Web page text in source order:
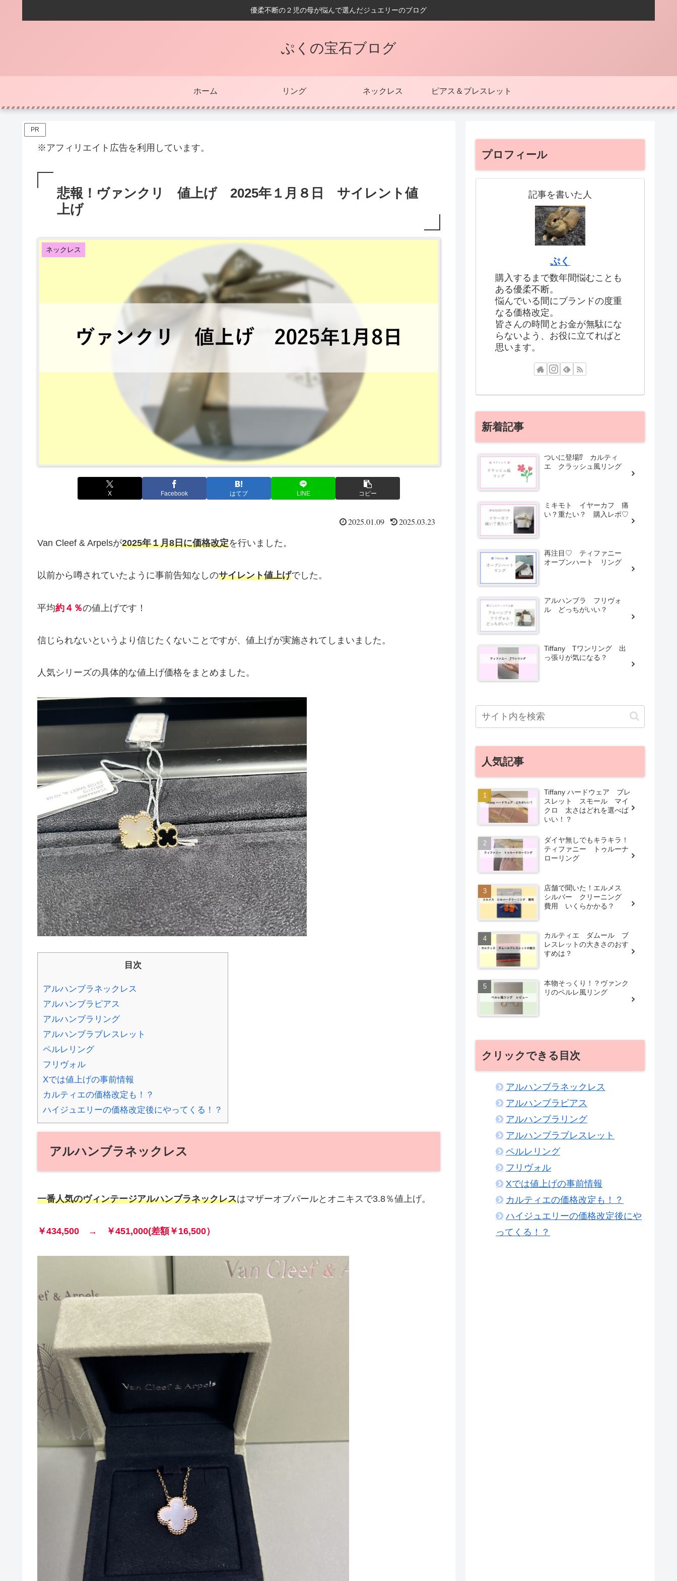
優柔不断の２児の母が悩んで選んだジュエリーのブログ
ぷくの宝石ブログ
ホーム リング ネックレス ピアス＆ブレスレット
PR
※アフィリエイト広告を利用しています。
悲報！ヴァンクリ 値上げ 2025年１月８日 サイレント値
上げ
ネックレス
X Facebook はてブ LINE コピー
2025.01.09 2025.03.23
Van Cleef & Arpelsが2025年１月8日に価格改定を行いました。
以前から噂されていたように事前告知なしのサイレント値上げでした。
平均約４％の値上げです！
信じられないというより信じたくないことですが、値上げが実施されてしまいました。
人気シリーズの具体的な値上げ価格をまとめました。
目次
アルハンブラネックレス
アルハンブラピアス
アルハンブラリング
アルハンブラブレスレット
ペルレリング
フリヴォル
Xでは値上げの事前情報
カルティエの価格改定も！？
ハイジュエリーの価格改定後にやってくる！？
アルハンブラネックレス
一番人気のヴィンテージアルハンブラネックレスはマザーオブパールとオニキスで3.8％値上げ。
￥434,500 → ￥451,000(差額￥16,500）
プロフィール
記事を書いた人
ぷく
購入するまで数年間悩むことも
ある優柔不断。
悩んでいる間にブランドの度重
なる価格改定。
皆さんの時間とお金が無駄にな
らないよう、お役に立てればと
思います。
新着記事
ついに登場⁉ カルティ
エ クラッシュ風リング
ミキモト イヤーカフ 痛
い？重たい？ 購入レポ♡
再注目♡ ティファニー
オープンハート リング
アルハンブラ フリヴォ
ル どっちがいい？
Tiffany Tワンリング 出
っ張りが気になる？
人気記事
Tiffany ハードウェア ブレ
スレット スモール マイ
クロ 太さはどれを選べば
いい！？
ダイヤ無しでもキラキラ！
ティファニー トゥルーナ
ローリング
店舗で聞いた！エルメス
シルバー クリーニング
費用 いくらかかる？
カルティエ ダムール ブ
レスレットの大きさのおす
すめは？
本物そっくり！？ヴァンク
リのペルレ風リング
クリックできる目次
アルハンブラネックレス
アルハンブラピアス
アルハンブラリング
アルハンブラブレスレット
ペルレリング
フリヴォル
Xでは値上げの事前情報
カルティエの価格改定も！？
ハイジュエリーの価格改定後にや
ってくる！？